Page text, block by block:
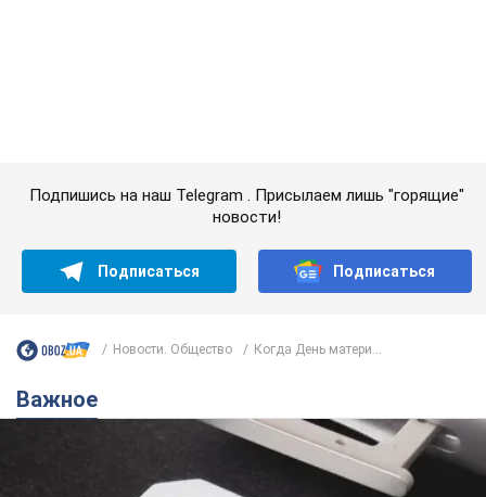
Украинцы массово переносят свои мобильные
номера на одного и того же оператора: на
какой чаще всего переходят
Мобильные тарифы достигли критического предела